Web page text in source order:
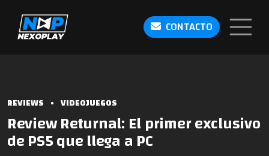
CONTACTO
REVIEWS • VIDEOJUEGOS
Review Returnal: El primer exclusivo
de PS5 que llega a PC